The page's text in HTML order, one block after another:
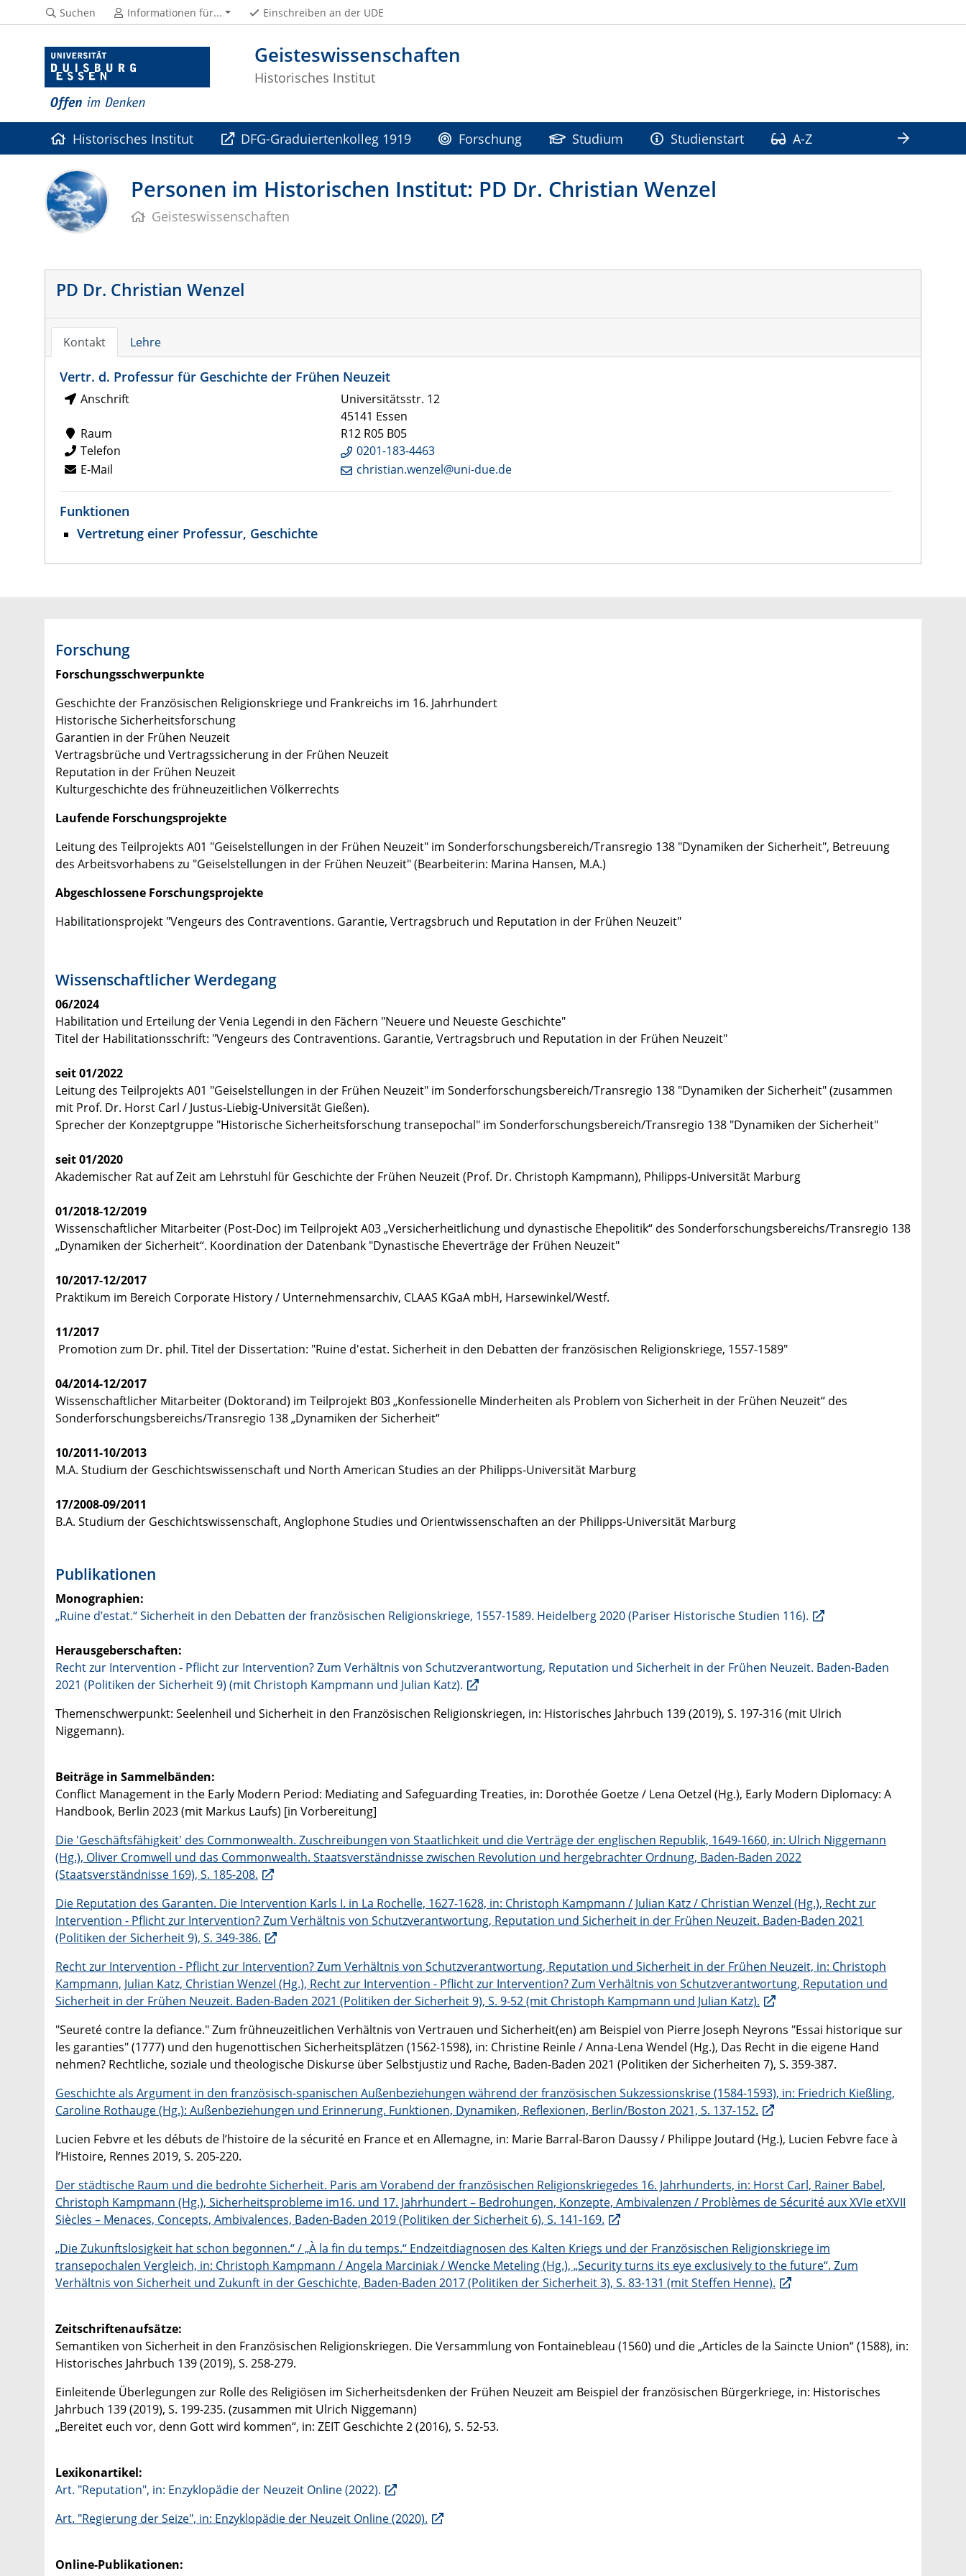
Geisteswissenschaften
Historisches Institut
Suchen Informationen für... Einschreiben an der UDE
Historisches Institut DFG-Graduiertenkolleg 1919 Forschung Studium Studienstart
A-Z
Kooperationen
Personen im Historischen Institut: PD Dr. Christian Wenzel
Geisteswissenschaften
PD Dr. Christian Wenzel
Kontakt Lehre
Vertr. d. Professur für Geschichte der Frühen Neuzeit
Anschrift
Universitätsstr. 12
45141 Essen
Raum
R12 R05 B05
Telefon
0201-183-4463
E-Mail
christian.wenzel@uni-due.de
Funktionen
Vertretung einer Professur, Geschichte
Forschung
Forschungsschwerpunkte
Geschichte der Französischen Religionskriege und Frankreichs im 16. Jahrhundert
Historische Sicherheitsforschung
Garantien in der Frühen Neuzeit
Vertragsbrüche und Vertragssicherung in der Frühen Neuzeit
Reputation in der Frühen Neuzeit
Kulturgeschichte des frühneuzeitlichen Völkerrechts
Laufende Forschungsprojekte
Leitung des Teilprojekts A01 "Geiselstellungen in der Frühen Neuzeit" im Sonderforschungsbereich/Transregio 138 "Dynamiken der Sicherheit", Betreuung
des Arbeitsvorhabens zu "Geiselstellungen in der Frühen Neuzeit" (Bearbeiterin: Marina Hansen, M.A.)
Abgeschlossene Forschungsprojekte
Habilitationsprojekt "Vengeurs des Contraventions. Garantie, Vertragsbruch und Reputation in der Frühen Neuzeit"
Wissenschaftlicher Werdegang
06/2024
Habilitation und Erteilung der Venia Legendi in den Fächern "Neuere und Neueste Geschichte"
Titel der Habilitationsschrift: "Vengeurs des Contraventions. Garantie, Vertragsbruch und Reputation in der Frühen Neuzeit"
seit 01/2022
Leitung des Teilprojekts A01 "Geiselstellungen in der Frühen Neuzeit" im Sonderforschungsbereich/Transregio 138 "Dynamiken der Sicherheit" (zusammen
mit Prof. Dr. Horst Carl / Justus-Liebig-Universität Gießen).
Sprecher der Konzeptgruppe "Historische Sicherheitsforschung transepochal" im Sonderforschungsbereich/Transregio 138 "Dynamiken der Sicherheit"
seit 01/2020
Akademischer Rat auf Zeit am Lehrstuhl für Geschichte der Frühen Neuzeit (Prof. Dr. Christoph Kampmann), Philipps-Universität Marburg
01/2018-12/2019
Wissenschaftlicher Mitarbeiter (Post-Doc) im Teilprojekt A03 „Versicherheitlichung und dynastische Ehepolitik“ des Sonderforschungsbereichs/Transregio 138
„Dynamiken der Sicherheit“. Koordination der Datenbank "Dynastische Eheverträge der Frühen Neuzeit"
10/2017-12/2017
Praktikum im Bereich Corporate History / Unternehmensarchiv, CLAAS KGaA mbH, Harsewinkel/Westf.
11/2017
Promotion zum Dr. phil. Titel der Dissertation: "Ruine d'estat. Sicherheit in den Debatten der französischen Religionskriege, 1557-1589"
04/2014-12/2017
Wissenschaftlicher Mitarbeiter (Doktorand) im Teilprojekt B03 „Konfessionelle Minderheiten als Problem von Sicherheit in der Frühen Neuzeit“ des
Sonderforschungsbereichs/Transregio 138 „Dynamiken der Sicherheit“
10/2011-10/2013
M.A. Studium der Geschichtswissenschaft und North American Studies an der Philipps-Universität Marburg
17/2008-09/2011
B.A. Studium der Geschichtswissenschaft, Anglophone Studies und Orientwissenschaften an der Philipps-Universität Marburg
Publikationen
Monographien:
„Ruine d’estat.“ Sicherheit in den Debatten der französischen Religionskriege, 1557-1589. Heidelberg 2020 (Pariser Historische Studien 116).
Herausgeberschaften:
Recht zur Intervention - Pflicht zur Intervention? Zum Verhältnis von Schutzverantwortung, Reputation und Sicherheit in der Frühen Neuzeit. Baden-Baden
2021 (Politiken der Sicherheit 9) (mit Christoph Kampmann und Julian Katz).
Themenschwerpunkt: Seelenheil und Sicherheit in den Französischen Religionskriegen, in: Historisches Jahrbuch 139 (2019), S. 197-316 (mit Ulrich
Niggemann).
Beiträge in Sammelbänden:
Conflict Management in the Early Modern Period: Mediating and Safeguarding Treaties, in: Dorothée Goetze / Lena Oetzel (Hg.), Early Modern Diplomacy: A
Handbook, Berlin 2023 (mit Markus Laufs) [in Vorbereitung]
Die 'Geschäftsfähigkeit' des Commonwealth. Zuschreibungen von Staatlichkeit und die Verträge der englischen Republik, 1649-1660, in: Ulrich Niggemann
(Hg.), Oliver Cromwell und das Commonwealth. Staatsverständnisse zwischen Revolution und hergebrachter Ordnung, Baden-Baden 2022
(Staatsverständnisse 169), S. 185-208.
Die Reputation des Garanten. Die Intervention Karls I. in La Rochelle, 1627-1628, in: Christoph Kampmann / Julian Katz / Christian Wenzel (Hg.), Recht zur
Intervention - Pflicht zur Intervention? Zum Verhältnis von Schutzverantwortung, Reputation und Sicherheit in der Frühen Neuzeit. Baden-Baden 2021
(Politiken der Sicherheit 9), S. 349-386.
Recht zur Intervention - Pflicht zur Intervention? Zum Verhältnis von Schutzverantwortung, Reputation und Sicherheit in der Frühen Neuzeit, in: Christoph
Kampmann, Julian Katz, Christian Wenzel (Hg.), Recht zur Intervention - Pflicht zur Intervention? Zum Verhältnis von Schutzverantwortung, Reputation und
Sicherheit in der Frühen Neuzeit. Baden-Baden 2021 (Politiken der Sicherheit 9), S. 9-52 (mit Christoph Kampmann und Julian Katz).
"Seureté contre la defiance." Zum frühneuzeitlichen Verhältnis von Vertrauen und Sicherheit(en) am Beispiel von Pierre Joseph Neyrons "Essai historique sur
les garanties" (1777) und den hugenottischen Sicherheitsplätzen (1562-1598), in: Christine Reinle / Anna-Lena Wendel (Hg.), Das Recht in die eigene Hand
nehmen? Rechtliche, soziale und theologische Diskurse über Selbstjustiz und Rache, Baden-Baden 2021 (Politiken der Sicherheiten 7), S. 359-387.
Geschichte als Argument in den französisch-spanischen Außenbeziehungen während der französischen Sukzessionskrise (1584-1593), in: Friedrich Kießling,
Caroline Rothauge (Hg.): Außenbeziehungen und Erinnerung. Funktionen, Dynamiken, Reflexionen, Berlin/Boston 2021, S. 137-152.
Lucien Febvre et les débuts de l’histoire de la sécurité en France et en Allemagne, in: Marie Barral-Baron Daussy / Philippe Joutard (Hg.), Lucien Febvre face à
l’Histoire, Rennes 2019, S. 205-220.
Der städtische Raum und die bedrohte Sicherheit. Paris am Vorabend der französischen Religionskriegedes 16. Jahrhunderts, in: Horst Carl, Rainer Babel,
Christoph Kampmann (Hg.), Sicherheitsprobleme im16. und 17. Jahrhundert – Bedrohungen, Konzepte, Ambivalenzen / Problèmes de Sécurité aux XVIe etXVII
Siècles – Menaces, Concepts, Ambivalences, Baden-Baden 2019 (Politiken der Sicherheit 6), S. 141-169.
„Die Zukunftslosigkeit hat schon begonnen.“ / „À la fin du temps.“ Endzeitdiagnosen des Kalten Kriegs und der Französischen Religionskriege im
transepochalen Vergleich, in: Christoph Kampmann / Angela Marciniak / Wencke Meteling (Hg.), „Security turns its eye exclusively to the future“. Zum
Verhältnis von Sicherheit und Zukunft in der Geschichte, Baden-Baden 2017 (Politiken der Sicherheit 3), S. 83-131 (mit Steffen Henne).
Zeitschriftenaufsätze:
Semantiken von Sicherheit in den Französischen Religionskriegen. Die Versammlung von Fontainebleau (1560) und die „Articles de la Saincte Union“ (1588), in:
Historisches Jahrbuch 139 (2019), S. 258-279.
Einleitende Überlegungen zur Rolle des Religiösen im Sicherheitsdenken der Frühen Neuzeit am Beispiel der französischen Bürgerkriege, in: Historisches
Jahrbuch 139 (2019), S. 199-235. (zusammen mit Ulrich Niggemann)
„Bereitet euch vor, denn Gott wird kommen“, in: ZEIT Geschichte 2 (2016), S. 52-53.
Lexikonartikel:
Art. "Reputation", in: Enzyklopädie der Neuzeit Online (2022).
Art. "Regierung der Seize", in: Enzyklopädie der Neuzeit Online (2020).
Online-Publikationen: